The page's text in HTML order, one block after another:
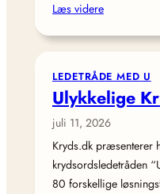
Læs videre
LEDETRÅDE MED U
Ulykkelige
juli 11, 2026
Kryds.dk præsenterer
krydsordsledetråden
80 forskellige